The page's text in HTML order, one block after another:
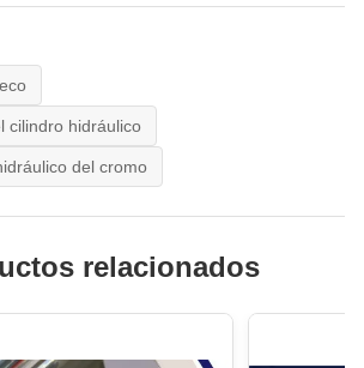
cilindro hidráulico
del cromo
relacionados